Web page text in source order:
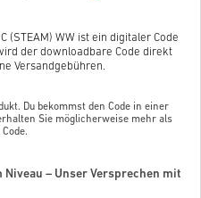
(STEAM) WW ist ein digitaler Code
der downloadbare Code direkt
Versandgebühren.
Du bekommst den Code in einer
Sie möglicherweise mehr als
– Unser Versprechen mit